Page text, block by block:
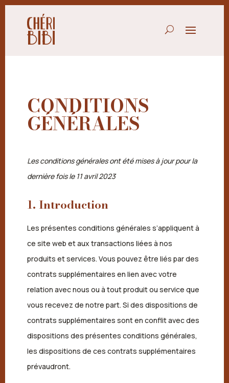
CONDITIONS
GÉNÉRALES
Les conditions générales ont été mises à jour pour la
dernière fois le 11 avril 2023
1. Introduction
Les présentes conditions générales s’appliquent à
ce site web et aux transactions liées à nos
produits et services. Vous pouvez être liés par des
contrats supplémentaires en lien avec votre
relation avec nous ou à tout produit ou service que
vous recevez de notre part. Si des dispositions de
contrats supplémentaires sont en conflit avec des
dispositions des présentes conditions générales,
les dispositions de ces contrats supplémentaires
prévaudront.